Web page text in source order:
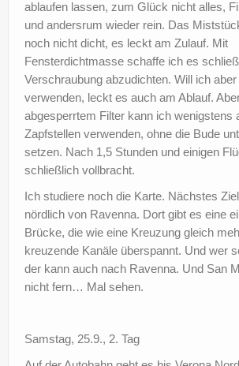
ablaufen lassen, zum Glück nicht alles,
und andersrum wieder rein. Das
noch nicht dicht, es leckt am Zulauf. Mit
Fensterdichtmasse schaffe ich es
Verschraubung abzudichten. Will ich
verwenden, leckt es auch am Ablauf.
abgesperrtem Filter kann ich wenigstens
Zapfstellen verwenden, ohne die Bude
setzen. Nach 1,5 Stunden und einigen
schließlich vollbracht.
Ich studiere noch die Karte. Nächstes
nördlich von Ravenna. Dort gibt es eine
Brücke, die wie eine Kreuzung gleich
kreuzende Kanäle überspannt. Und wer
der kann auch nach Ravenna. Und San
nicht fern… Mal sehen.
Samstag, 25.9., 2. Tag